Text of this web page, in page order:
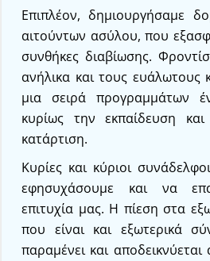
Επιπλέον, δημιουργήσαμε
αιτούντων ασύλου, που
συνθήκες διαβίωσης.
ανήλικα και τους ευάλωτους
μια σειρά προγραμμάτων
κυρίως την εκπαίδευση και
κατάρτιση.
Κυρίες και κύριοι
εφησυχάσουμε και να
επιτυχία μας. Η πίεση στα
που είναι και εξωτερικά
παραμένει και